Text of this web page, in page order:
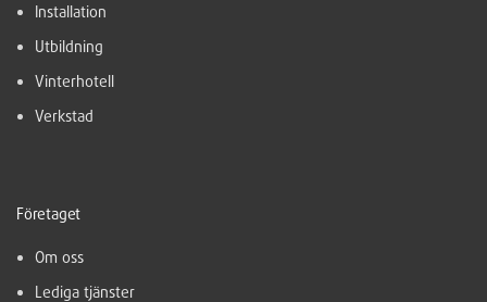
Installation
Utbildning
Vinterhotell
Verkstad
Företaget
Om oss
Lediga tjänster